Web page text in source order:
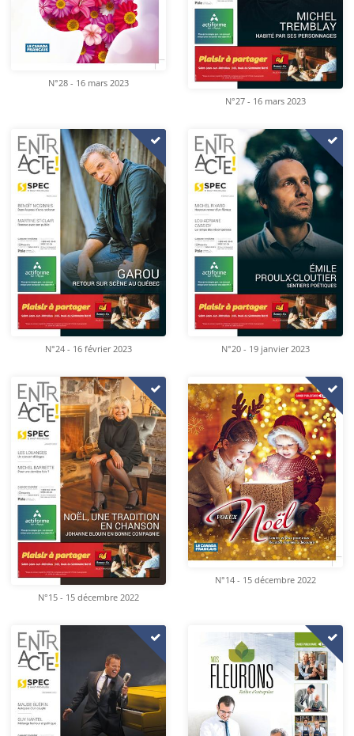
N°28 - 16 mars 2023
N°27 - 16 mars 2023
N°24 - 16 février 2023 N°20 - 19 janvier 2023
N°15 - 15 décembre 2022
N°14 - 15 décembre 2022